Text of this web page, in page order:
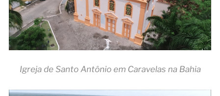
Igreja de Santo Antônio em Caravelas na Bahia